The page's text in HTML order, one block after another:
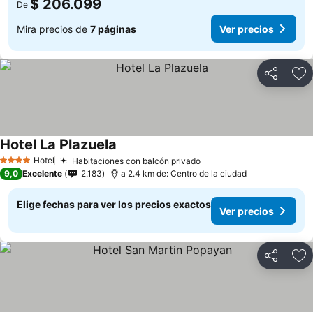
De $ 206.099
Mira precios de 7 páginas Ver precios
Compartir
4 EstrellasHotel Habitaciones con balcón privadoVer precios
Hotel La Plazuela
9,0 Excelente 2.183 a 2.4 km de: Centro de la ciudad
Elige fechas para ver los precios exactos
Ver precios
Compartir